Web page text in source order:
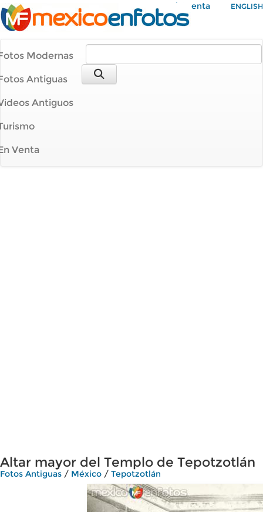
Mi Cuenta ENGLISH
Modernas
Antiguas
Antiguos
Venta
Altar mayor del Templo de Tepotzotlán
Fotos Antiguas / México / Tepotzotlán